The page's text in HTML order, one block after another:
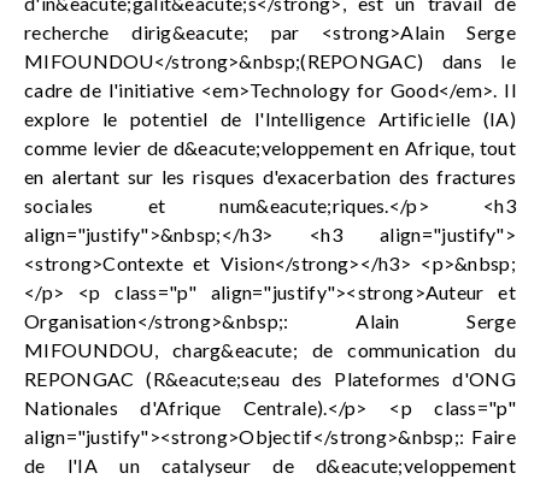
recherche dirig&eacute; par <strong>Alain Serge
MIFOUNDOU</strong>&nbsp;(REPONGAC) dans le
cadre de l'initiative <em>Technology for Good</em>. Il
explore le potentiel de l'Intelligence Artificielle (IA)
comme levier de d&eacute;veloppement en Afrique, tout
en alertant sur les risques d'exacerbation des fractures
sociales et num&eacute;riques.</p> <h3
align="justify">&nbsp;</h3> <h3 align="justify">
<strong>Contexte et Vision</strong></h3> <p>&nbsp;
</p> <p class="p" align="justify"><strong>Auteur et
Organisation</strong>&nbsp;: Alain Serge
MIFOUNDOU, charg&eacute; de communication du
REPONGAC (R&eacute;seau des Plateformes d'ONG
Nationales d'Afrique Centrale).</p> <p class="p"
align="justify"><strong>Objectif</strong>&nbsp;: Faire
de l'IA un catalyseur de d&eacute;veloppement